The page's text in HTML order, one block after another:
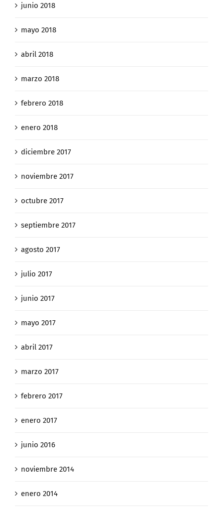
junio 2018
mayo 2018
abril 2018
marzo 2018
febrero 2018
enero 2018
diciembre 2017
noviembre 2017
octubre 2017
septiembre 2017
agosto 2017
julio 2017
junio 2017
mayo 2017
abril 2017
marzo 2017
febrero 2017
enero 2017
junio 2016
noviembre 2014
enero 2014